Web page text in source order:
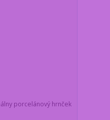
porcelánový hrnček